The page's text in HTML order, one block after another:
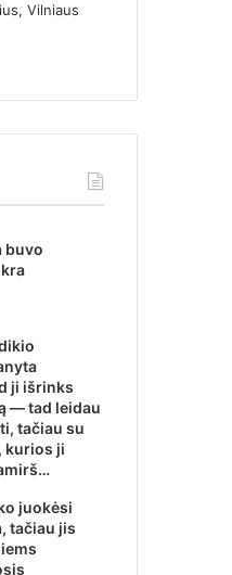
Vilniaus
buvo
ji išrinks
— tad leidau
tačiau su
kurios ji
juokėsi
tačiau jis